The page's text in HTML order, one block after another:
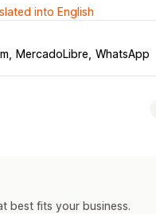
into English
MercadoLibre WhatsApp
best fits your business.